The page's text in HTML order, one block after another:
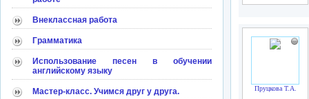
Внеклассная работа
Грамматика
Использование песен в обучении
английскому языку
Мастер-класс. Учимся друг у друга. Пруцкова Т.А.